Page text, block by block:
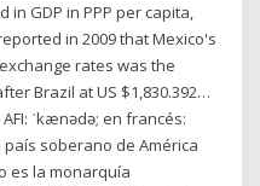
GDP in PPP per capita,
in 2009 that Mexico's
rates was the
Brazil at US $1,830.392…
ˈkænədə; en francés:
país soberano de América
es la monarquía